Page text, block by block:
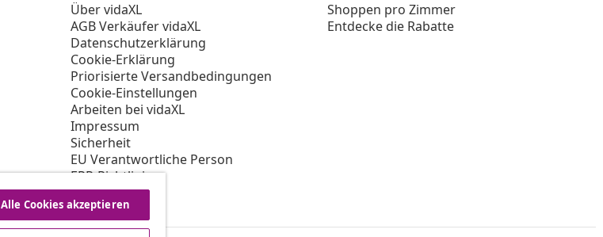
Über vidaXL
AGB Verkäufer vidaXL
Datenschutzerklärung
Cookie-Erklärung
Priorisierte Versandbedingungen
Cookie-Einstellungen
Arbeiten bei vidaXL
Impressum
Sicherheit
EU Verantwortliche Person
EPR-Richtlinie
Barrierefreiheit
Shoppen pro Zimmer
Entdecke die Rabatte
Alle Cookies akzeptieren